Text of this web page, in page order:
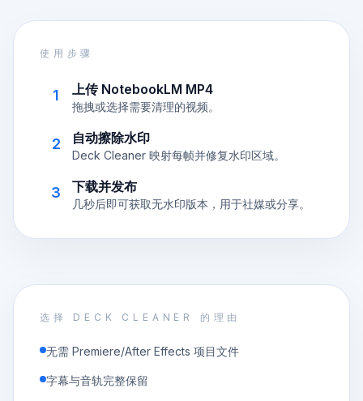
使用步骤
1 上传 NotebookLM MP4
拖拽或选择需要清理的视频。
2 自动擦除水印
Deck Cleaner 映射每帧并修复水印区域。
3 下载并发布
几秒后即可获取无水印版本，用于社媒或分享。
选择 DECK CLEANER 的理由
无需 Premiere/After Effects 项目文件
字幕与音轨完整保留